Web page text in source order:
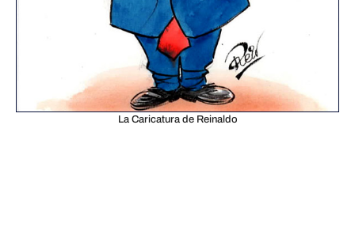
La Caricatura de Reinaldo